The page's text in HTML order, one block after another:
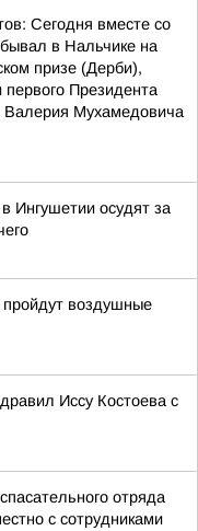
Сегодня вместе со
в Нальчике на
призе (Дерби),
Президента
Валерия Мухамедовича
Ингушетии осудят за
пройдут воздушные
Иссу Костоева с
отряда
с сотрудниками